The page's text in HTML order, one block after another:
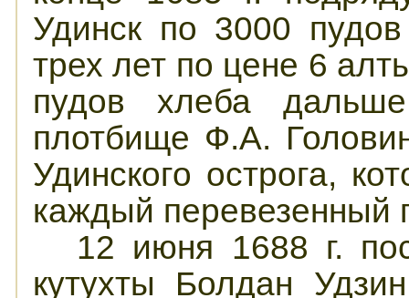
Удинск по 3000
трех лет по цене 6
пудов хлеба
плотбище Ф.А.
Удинского острога,
каждый перевезенный
12 июня 1688 г.
кутухты Болдан